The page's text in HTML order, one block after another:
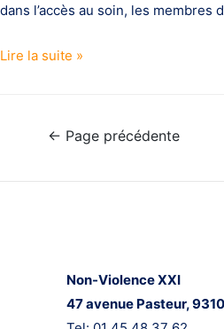
dans l’accès au soin, les
Projets
Lire la suite »
Pagination
publications
← Page précédente
Non-Violence XXI
47 avenue Pasteur,